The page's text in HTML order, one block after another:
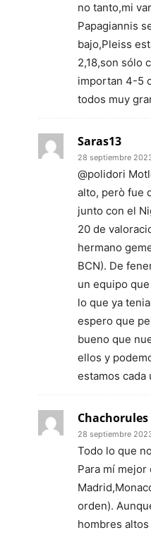
no tanto,mi
Papagiannis
bajo,Pleiss
2,18,son sólo
importan 4-5
todos muy
Saras13
28 septiembre
@polidori
alto, però fue
junto con el
20 de
hermano
BCN). De
un equipo
lo que ya
espero que
bueno que
ellos y
estamos cada
Chachorules
28 septiembre
Todo lo que
Para mí
orden).
hombres